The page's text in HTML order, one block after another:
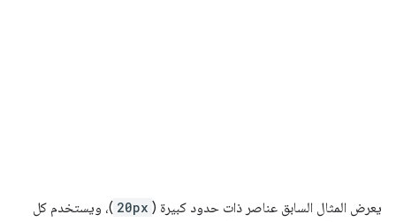
يعرض المثال السابق عناصر ذات حدود كبيرة ( 20px )، ويستخدم كل